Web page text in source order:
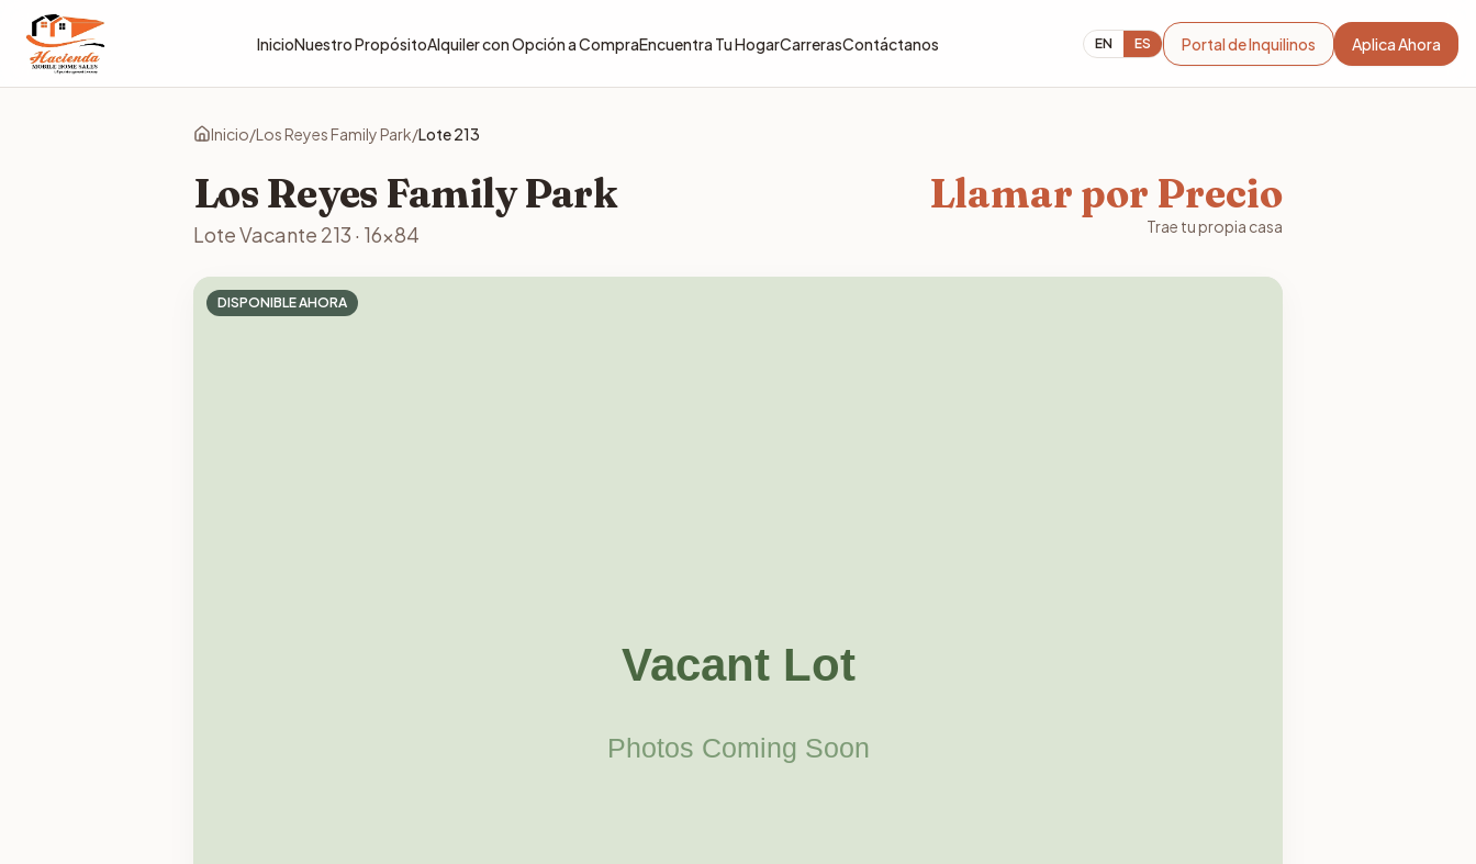
InicioNuestro PropósitoAlquiler con Opción a CompraEncuentra Tu HogarCarrerasContáctanos EN ES Portal de Inquilinos Aplica Ahora
Inicio/Los Reyes Family Park/Lote213
Los Reyes Family Park
Lote Vacante 213 · 16x84
Llamar por Precio
Trae tu propia casa
DISPONIBLE AHORA